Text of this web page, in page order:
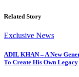
Related Story
Exclusive News
ADIL KHAN – A New
To Create His Own Legacy